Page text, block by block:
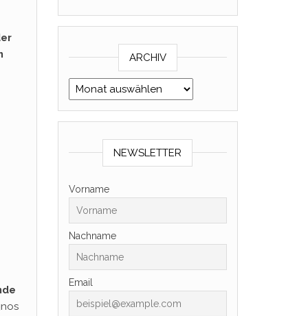
ARCHIV
Archiv
NEWSLETTER
Vorname
Nachname
Email